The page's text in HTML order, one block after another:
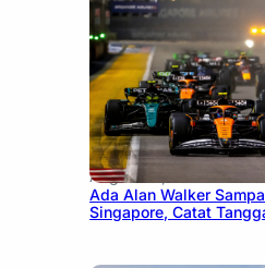
August 13, 2025
Ada Alan Walker
Singapore, Catat